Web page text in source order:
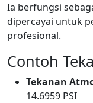
Ia berfungsi
dipercayai untuk
profesional.
Contoh
Tekanan
14.6959 PSI